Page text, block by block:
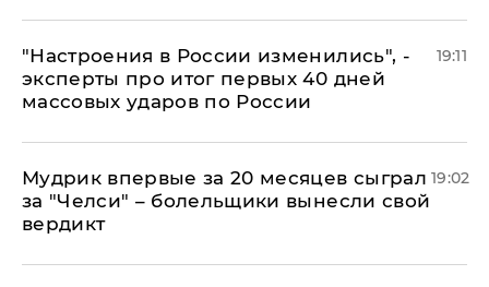
"Настроения в России изменились", -
эксперты про итог первых 40 дней
массовых ударов по России
19:11
Мудрик впервые за 20 месяцев сыграл
за "Челси" – болельщики вынесли свой
вердикт
19:02